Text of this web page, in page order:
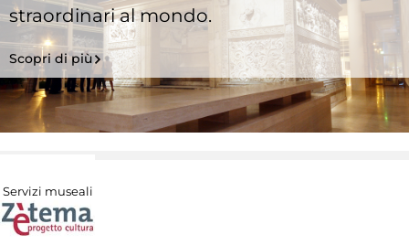
straordinari al mondo.
Scopri di più
Servizi museali